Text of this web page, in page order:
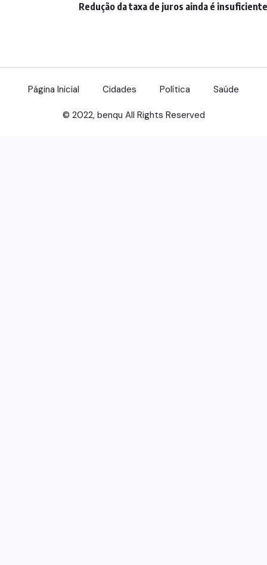
Redução da taxa de juros ainda é
Página Inicial Cidades Política Saúde
© 2022, benqu All Rights Reserved